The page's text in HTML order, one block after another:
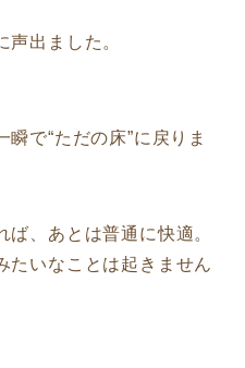
出ました。
で“ただの床”に戻りま
、あとは普通に快適。
たいなことは起きません